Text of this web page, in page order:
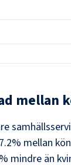
mellan
7.2% mellan
% mindre än